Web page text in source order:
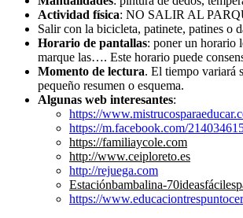
Actividad física: NO SALIR AL
Salir con la bicicleta, patinete, patines o
Horario de pantallas: poner un horario
marque las…. Este horario puede
Momento de lectura. El tiempo variará
pequeño resumen o esquema.
Algunas web interesantes:
https://
https://m.facebook.com/
https://familiaycole.com
http://www.ceiploreto.es
http://rejuega.com
Estaciónbambalina-
https://